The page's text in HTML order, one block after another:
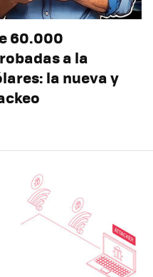
60.000
a la
la nueva y